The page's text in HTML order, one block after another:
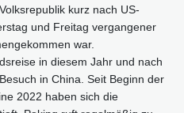
kurz nach US-
und Freitag vergangener
war.
in diesem Jahr und nach
in China. Seit Beginn der
2022 haben sich die